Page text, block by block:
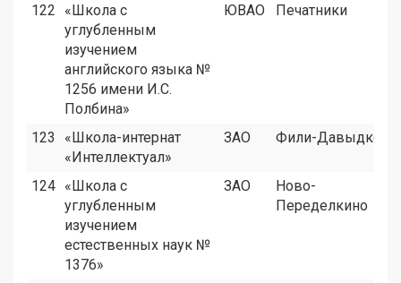
122
«Школа с
углубленным
изучением
английского языка №
1256 имени И.С.
Полбина»
ЮВАО Печатники
123
«Школа-интернат
«Интеллектуал»
ЗАО Фили-Давыдково
124 «Школа с
углубленным
изучением
естественных наук №
1376»
ЗАО
Ново-
Переделкино